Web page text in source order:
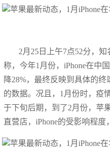
2月25日上午7点52分，
称，今年1月份，iPhone在中
降28%，最终反映到具体的
的数据。况且，1月份时，疫
于下旬后期，到了2月份，苹
直营店，iPhone的受影响程度